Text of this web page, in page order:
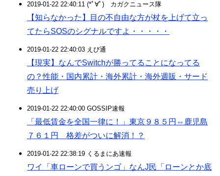
2019-01-22 22:40:11 (*ﾟ∀ﾟ)ゞカガクニュース隊
【知らなかった】目の不自由な方が杖を上げて立っ
てたらSOSのシグナルですよ・・・・・
2019-01-22 22:40:03 えび通
【現実】なんでSwitchが勝ってることになってる
の？性能・国内累計・海外累計・海外週販・サード
売り上げ
2019-01-22 22:40:00 GOSSIP速報
「最低賃金を全国一律に！」東京９８５円⇔鹿児島
７６１円 格差がついに解消！？
2019-01-22 22:38:19 くるまにあ速報
ワイ「車ローンで買うンゴ」なんJ民「ローンとか底